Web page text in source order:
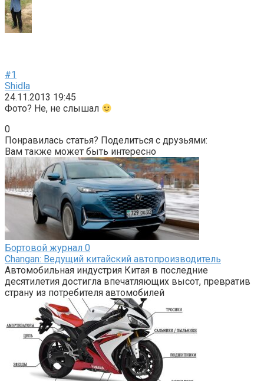
#1
Shidla
24.11.2013 19:45
Фото? Не, не слышал
0
Понравилась статья? Поделиться с друзьями:
Вам также может быть интересно
Бортовой журнал 0
Changan: Ведущий китайский автопроизводитель
Автомобильная индустрия Китая в последние
десятилетия достигла впечатляющих высот, превратив
страну из потребителя автомобилей